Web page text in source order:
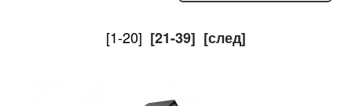
[1-20] [21-39] [след]